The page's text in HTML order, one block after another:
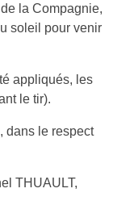
la Compagnie,
soleil pour venir
appliqués, les
le tir).
dans le respect
THUAULT,